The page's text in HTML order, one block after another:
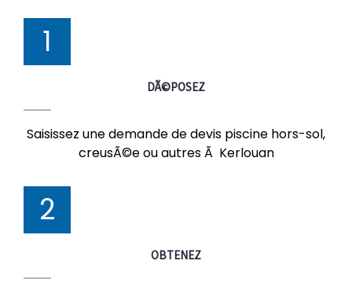
1
DÃ©POSEZ
Saisissez une demande de devis piscine hors-sol,
creusÃ©e ou autres Ã Kerlouan
2
OBTENEZ